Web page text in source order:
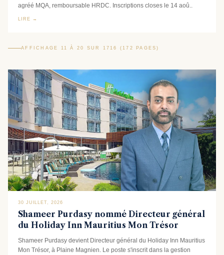
agréé MQA, remboursable HRDC. Inscriptions closes le 14 aoû..
LIRE →
AFFICHAGE 11 À 20 SUR 1716 (172 PAGES)
30 JUILLET, 2026
Shameer Purdasy nommé Directeur général
du Holiday Inn Mauritius Mon Trésor
Shameer Purdasy devient Directeur général du Holiday Inn Mauritius
Mon Trésor, à Plaine Magnien. Le poste s'inscrit dans la gestion